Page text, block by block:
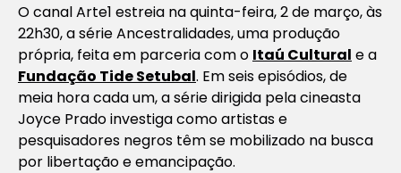
O canal Arte1 estreia na quinta-feira, 2 de março, às
22h30, a série Ancestralidades, uma produção
própria, feita em parceria com o Itaú Cultural e a
Fundação Tide Setubal. Em seis episódios, de
meia hora cada um, a série dirigida pela cineasta
Joyce Prado investiga como artistas e
pesquisadores negros têm se mobilizado na busca
por libertação e emancipação.